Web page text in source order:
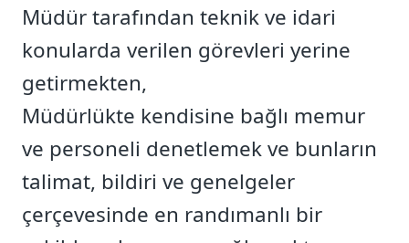
Müdür tarafından teknik ve idari
konularda verilen görevleri yerine
getirmekten,
Müdürlükte kendisine bağlı memur
ve personeli denetlemek ve bunların
talimat, bildiri ve genelgeler
çerçevesinde en randımanlı bir